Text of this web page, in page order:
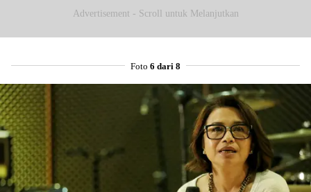
Advertisement - Scroll untuk Melanjutkan
Foto 6 dari 8